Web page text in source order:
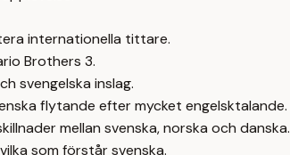
internationella tittare.
Brothers 3.
svengelska inslag.
flytande efter mycket engelsktalande.
mellan svenska, norska och danska.
som förstår svenska.